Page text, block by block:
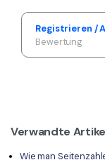
Registrieren /
Bewertung
Verwandte
Wie man